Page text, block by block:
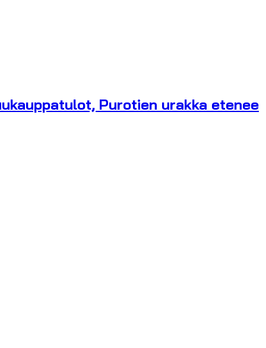
Purotien urakka etenee